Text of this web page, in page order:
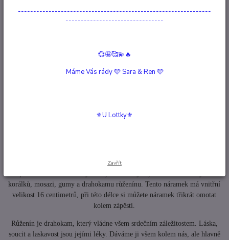
Doba výroby:
33 min
Hlídat cenu / dostupnost
Představujeme energický růženín stříbrný barevný náramek krásného
korálků, mosazi, gumy a drahokamu růženínu. Tento náramek má vnitřní
velikost 16 centimetrů, při této délce si můžete náramek třikrát omotat
kolem zápěstí.
Růženín je drahokam, který vládne všem srdečním záležitostem. Láska,
soucit a laskavost jsou jejími léky. Dáváme ji všem kolem nás, ale hlavně
---------------------------------------------------------------
--------------------------------
💞🤩🥰💫🔥
Máme Vás rády 🩷 Sara & Ren 🩷
⚜️U Lottky⚜️
Zavřít